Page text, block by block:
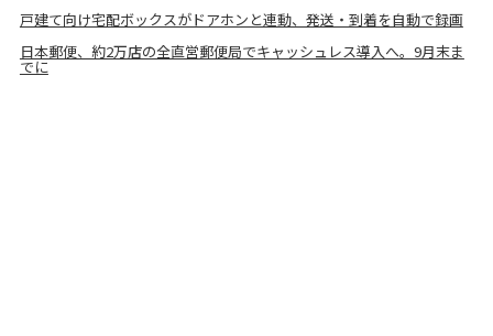
戸建て向け宅配ボックスがドアホンと連動、発送・到着を自動で録画
日本郵便、約2万店の全直営郵便局でキャッシュレス導入へ。9月末ま
でに